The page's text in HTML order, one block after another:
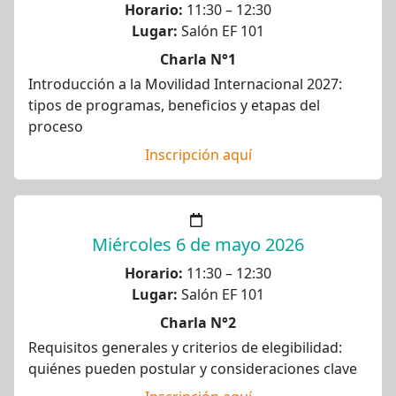
Horario: 11:30 – 12:30
Lugar: Salón EF 101
Charla N°1
Introducción a la Movilidad Internacional 2027:
tipos de programas, beneficios y etapas del
proceso
Inscripción aquí
Miércoles 6 de mayo 2026
Horario: 11:30 – 12:30
Lugar: Salón EF 101
Charla N°2
Requisitos generales y criterios de elegibilidad:
quiénes pueden postular y consideraciones clave